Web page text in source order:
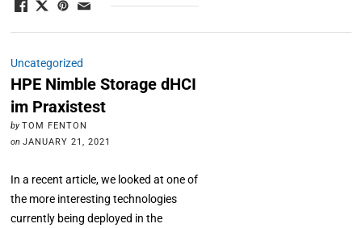
Uncategorized
HPE Nimble Storage dHCI
im Praxistest
by TOM FENTON
on JANUARY 21, 2021
In a recent article, we looked at one of
the more interesting technologies
currently being deployed in the